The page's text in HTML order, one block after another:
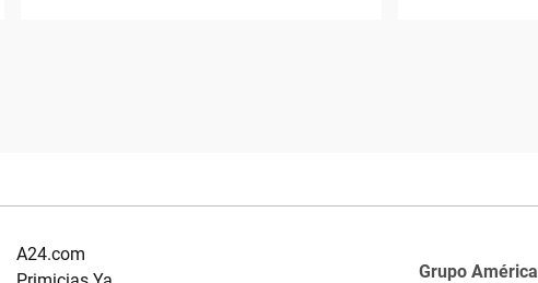
A24.com
Grupo América